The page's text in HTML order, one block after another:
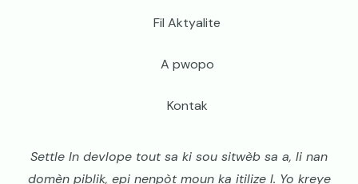
Fil Aktyalite
A pwopo
Kontak
Settle In devlope tout sa ki sou sitwèb sa a, li nan
domèn piblik, epi nenpòt moun ka itilize l. Yo kreye